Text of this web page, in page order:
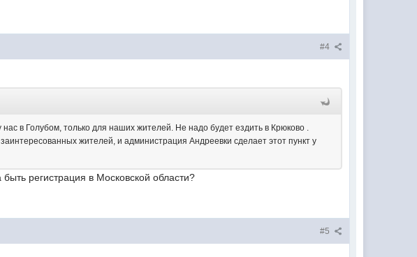
#4
в Голубом, только для наших жителей. Не надо будет ездить в Крюково .
жителей, и администрация Андреевки сделает этот пункт у
регистрация в Московской области?
#5